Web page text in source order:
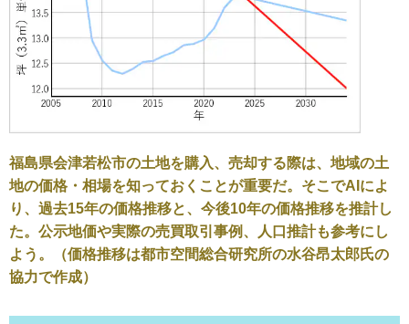
福島県会津若松市の土地を購入、売却する際は、地域の土
地の価格・相場を知っておくことが重要だ。そこでAIによ
り、過去15年の価格推移と、今後10年の価格推移を推計し
た。公示地価や実際の売買取引事例、人口推計も参考にし
よう。（価格推移は都市空間総合研究所の水谷昂太郎氏の
協力で作成）